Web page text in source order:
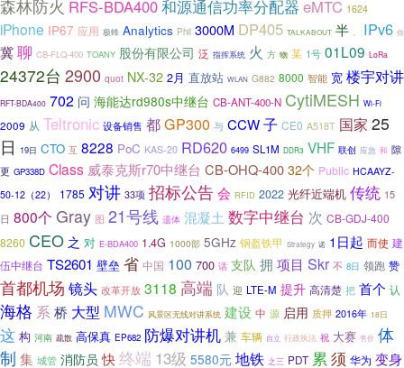
森林防火 RFS-BDA400和源通信功率分配器 eMTC 1624
iPhone IP67 应用 极蜂 Analytics Phil 3000M DP405 TALKABOUT 半 IPv6 你
冀聊 CB-FLQ-400 TOANY 股份有限公司 泛 指挥系统 火 方 物 某 1号 01L09 LoRa
24372台 2900 quot NX-32 2月 直放站 WLAN G882 8000 智能 宽 楼宇对讲
RFT-BDA400 702 问 海能达rd980s中继台 CB-ANT-400-N CytiMESH Wi-Fi
2009 从 Teltronic 设备销售 都GP300 与 CCW子 CE0 A518T 国家 25
日 19日 CTO 互 8228 PoC KAS-20 RD620 6499 SL1M DDR3 VHF 联创 应急 和 隙
更 GP338D Class 威泰克斯r70中继台 CB-OHQ-400 32个 Public HCAAYZ-
50-12（22）
1785 对讲 33项 招标公告会 RFID 2022 光纤近端机 传统 15
日 800个 Gray 图 21号线 遗体 混凝土 数字中继台 次 CB-GDJ-400
8260 CEO 之 对 E-BDA400 1.4G 1000部 5GHz 钢盔铁甲 Strategy 诺 1日起 而使 建
伍中继台 TS2601 壁垒 省 中国 100 700 话 支队 拥 项目 Skr 不 8日 领跑 赞
首都机场 镜头 改革开放 3118 高端 队 迎 LTE-M 提升 高清楚 把 首个 认
海格 系 桥 大型 MWC 风景区无线对讲系统 建设 中 源 启用 质押 2016年 18日
这 构 河南 疏散 高保真 EP682 防爆对讲机 兼 车辆 自立 行政执法 祝 大赛 售价 体
制 集 城管 消防员 快终端 13级 5580元 地铁 之三 PDT 累 须 华为 变身